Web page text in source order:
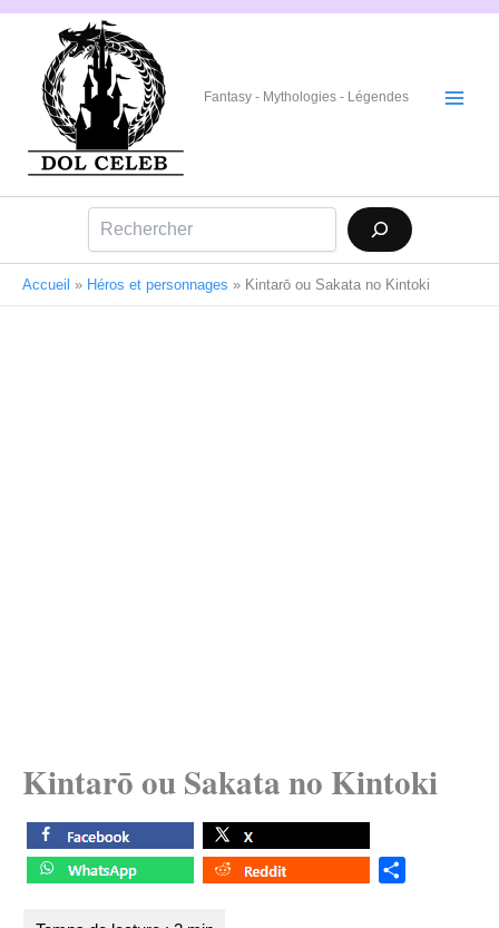
Aller
Fantasy - Mythologies - Légendes
Accueil » Héros et personnages » Kintarō ou Sakata no Kintoki
Kintarō ou Sakata no Kintoki